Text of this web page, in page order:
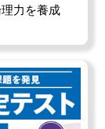
力を養成